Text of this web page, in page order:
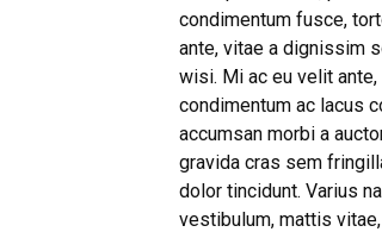
condimentum fusce,
ante, vitae a dignissim
wisi. Mi ac eu velit
condimentum ac lacus
accumsan morbi a
gravida cras sem
dolor tincidunt. Varius
vestibulum, mattis